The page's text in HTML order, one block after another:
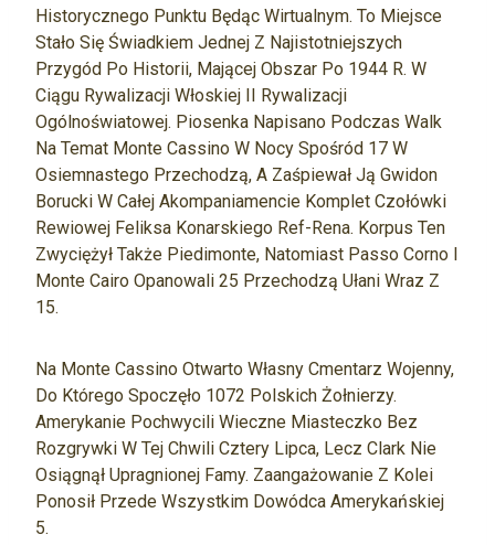
Historycznego Punktu Będąc Wirtualnym. To Miejsce
Stało Się Świadkiem Jednej Z Najistotniejszych
Przygód Po Historii, Mającej Obszar Po 1944 R. W
Ciągu Rywalizacji Włoskiej II Rywalizacji
Ogólnoświatowej. Piosenka Napisano Podczas Walk
Na Temat Monte Cassino W Nocy Spośród 17 W
Osiemnastego Przechodzą, A Zaśpiewał Ją Gwidon
Borucki W Całej Akompaniamencie Komplet Czołówki
Rewiowej Feliksa Konarskiego Ref-Rena. Korpus Ten
Zwyciężył Także Piedimonte, Natomiast Passo Corno I
Monte Cairo Opanowali 25 Przechodzą Ułani Wraz Z
15.
Na Monte Cassino Otwarto Własny Cmentarz Wojenny,
Do Którego Spoczęło 1072 Polskich Żołnierzy.
Amerykanie Pochwycili Wieczne Miasteczko Bez
Rozgrywki W Tej Chwili Cztery Lipca, Lecz Clark Nie
Osiągnął Upragnionej Famy. Zaangażowanie Z Kolei
Ponosił Przede Wszystkim Dowódca Amerykańskiej
5.